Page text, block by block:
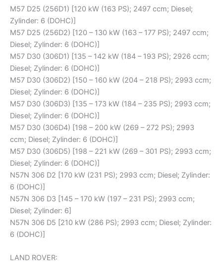
M57 D25 (256D1) [120 kW (163 PS); 2497 ccm; Diesel;
Zylinder: 6 (DOHC)]
M57 D25 (256D2) [120 – 130 kW (163 – 177 PS); 2497 ccm;
Diesel; Zylinder: 6 (DOHC)]
M57 D30 (306D1) [135 – 142 kW (184 – 193 PS); 2926 ccm;
Diesel; Zylinder: 6 (DOHC)]
M57 D30 (306D2) [150 – 160 kW (204 – 218 PS); 2993 ccm;
Diesel; Zylinder: 6 (DOHC)]
M57 D30 (306D3) [135 – 173 kW (184 – 235 PS); 2993 ccm;
Diesel; Zylinder: 6 (DOHC)]
M57 D30 (306D4) [198 – 200 kW (269 – 272 PS); 2993
ccm; Diesel; Zylinder: 6 (DOHC)]
M57 D30 (306D5) [198 – 221 kW (269 – 301 PS); 2993 ccm;
Diesel; Zylinder: 6 (DOHC)]
N57N 306 D2 [170 kW (231 PS); 2993 ccm; Diesel; Zylinder:
6 (DOHC)]
N57N 306 D3 [145 – 170 kW (197 – 231 PS); 2993 ccm;
Diesel; Zylinder: 6]
N57N 306 D5 [210 kW (286 PS); 2993 ccm; Diesel; Zylinder:
6 (DOHC)]
LAND ROVER: